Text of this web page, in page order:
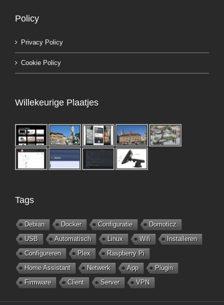
Policy
Privacy Policy
Cookie Policy
Willekeurige Plaatjes
Tags
Debian Docker Configuratie
Domoticz
USB
Automatisch Linux Wifi
Installeren
Configureren
Plex
Raspberry Pi
Home Assistant
Netwerk App
Plugin
Firmware
Client Server VPN